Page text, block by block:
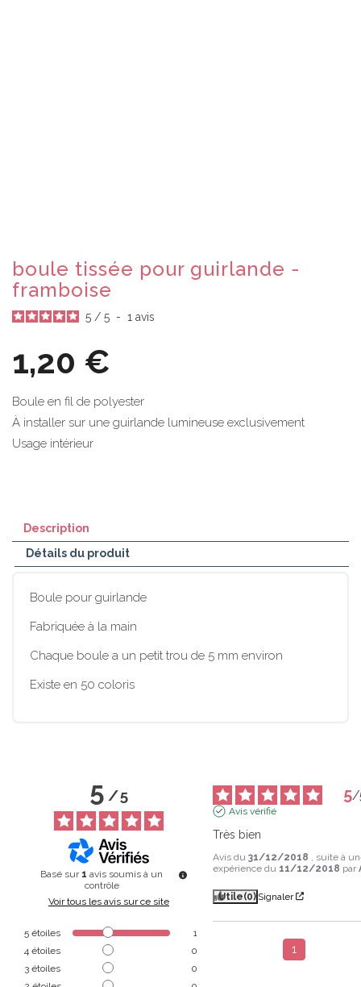
boule tissée pour guirlande -
framboise
5 / 5 - 1 avis
1,20 €
Boule en fil de polyester
À installer sur une guirlande lumineuse exclusivement
Usage intérieur
Description
Détails du produit
Boule pour guirlande
Fabriquée à la main
Chaque boule a un petit trou de 5 mm environ
Existe en 50 coloris
5/5
Basé sur 1 avis soumis à un
contrôle
Voir tous les avis sur ce site
5 étoiles
1
4 étoiles
0
3 étoiles
0
5/
Avis vérifié
Très bien
Avis du31/12/2018 , suite à
expérience du 11/12/2018 par
Utile(0) Signaler
1